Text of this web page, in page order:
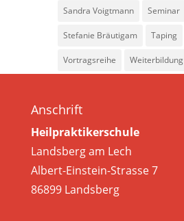
Sandra Voigtmann Seminar
Stefanie Bräutigam Taping
Vortragsreihe Weiterbildung
Anschrift
Heilpraktikerschule
Landsberg am Lech
Albert-Einstein-Strasse 7
86899 Landsberg